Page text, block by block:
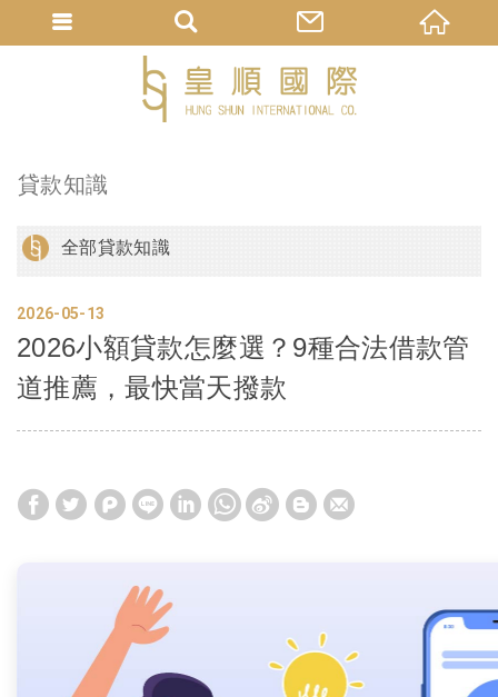
貸款知識
全部貸款知識
13
05
2026
2026小額貸款怎麼選？9種合法借款管
道推薦，最快當天撥款